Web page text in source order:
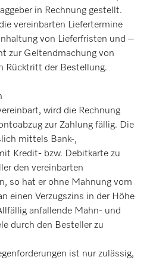
in Rechnung gestellt.
vereinbarten Liefertermine
von Lieferfristen und –
zur Geltendmachung von
Rücktritt der Bestellung.
wird die Rechnung
zur Zahlung fällig. Die
mittels Bank-,
Kredit- bzw. Debitkarte zu
den vereinbarten
so hat er ohne Mahnung vom
einen Verzugszins in der Höhe
anfallende Mahn- und
durch den Besteller zu
ist nur zulässig,